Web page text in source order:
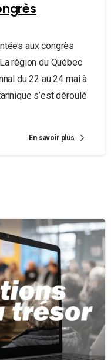
aux congrès
région du Québec
du 22 au 24 mai à
s’est déroulé
En savoir plus